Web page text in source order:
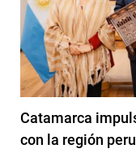
Catamarca
con la región